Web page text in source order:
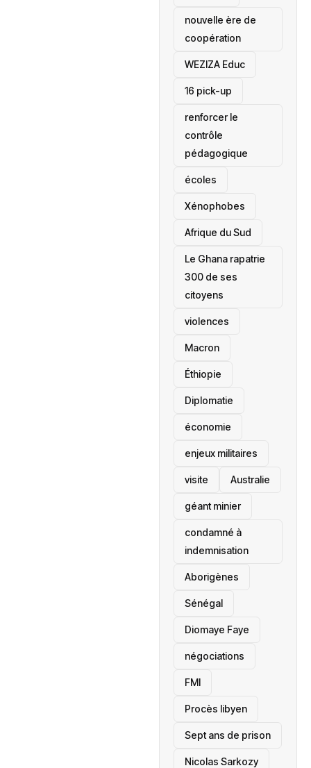
nouvelle ère de
coopération
‎WEZIZA Educ
16 pick-up
renforcer le
contrôle
pédagogique
écoles
‎Xénophobes
Afrique du Sud
Le Ghana rapatrie
300 de ses
citoyens
violences
Macron
Éthiopie
Diplomatie
économie
enjeux militaires
visite ‎Australie
géant minier
condamné à
indemnisation
Aborigènes
Sénégal
Diomaye Faye
négociations
FMI
Procès libyen
Sept ans de prison
Nicolas Sarkozy